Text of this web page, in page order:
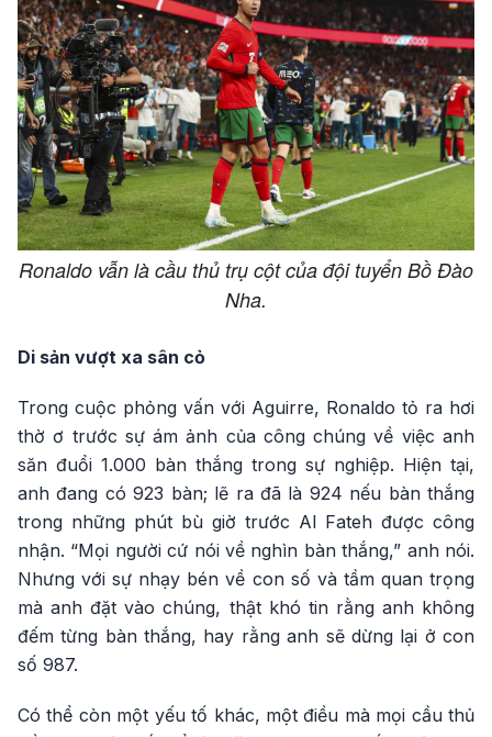
Ronaldo vẫn là cầu thủ trụ cột của đội tuyển Bồ Đào
Nha.
Di sản vượt xa sân cỏ
Trong cuộc phỏng vấn với Aguirre, Ronaldo tỏ ra hơi
thờ ơ trước sự ám ảnh của công chúng về việc anh
săn đuổi 1.000 bàn thắng trong sự nghiệp. Hiện tại,
anh đang có 923 bàn; lẽ ra đã là 924 nếu bàn thắng
trong những phút bù giờ trước Al Fateh được công
nhận. “Mọi người cứ nói về nghìn bàn thắng,” anh nói.
Nhưng với sự nhạy bén về con số và tầm quan trọng
mà anh đặt vào chúng, thật khó tin rằng anh không
đếm từng bàn thắng, hay rằng anh sẽ dừng lại ở con
số 987.
Có thể còn một yếu tố khác, một điều mà mọi cầu thủ